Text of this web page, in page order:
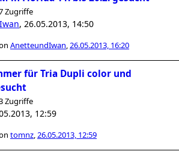
Zugriffe
, 26.05.2013, 14:50
AnetteundIwan,26.05.2013, 16:20
für Tria Dupli color und
Zugriffe
12:59
tomnz,26.05.2013, 12:59